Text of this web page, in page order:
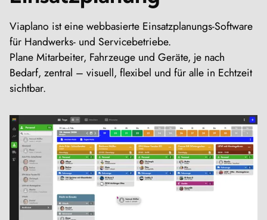
Viaplano ist eine webbasierte Einsatzplanungs-Software
für Handwerks- und Servicebetriebe.
Plane Mitarbeiter, Fahrzeuge und Geräte, je nach
Bedarf, zentral – visuell, flexibel und für alle in Echtzeit
sichtbar.